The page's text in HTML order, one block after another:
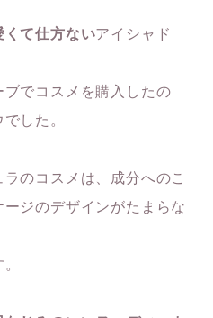
くて仕方ないアイシャド
でコスメを購入したの
した。
のコスメは、成分へのこ
ジのデザインがたまらな